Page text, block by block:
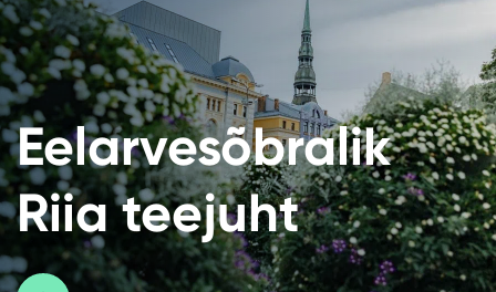
Eelarvesõbralik
Riia teejuht